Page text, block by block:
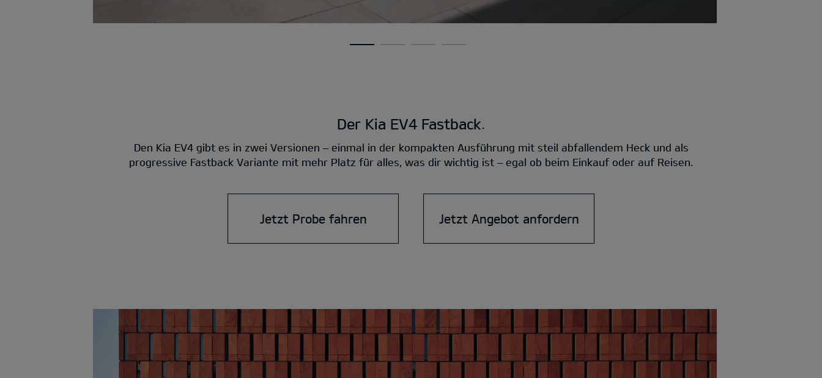
Der Kia EV4 Fastback.
Den Kia EV4 gibt es in zwei Versionen – einmal in der kompakten Ausführung mit steil abfallendem Heck und als
progressive Fastback Variante mit mehr Platz für alles, was dir wichtig ist – egal ob beim Einkauf oder auf Reisen.
Jetzt Probe fahren Jetzt Angebot anfordern